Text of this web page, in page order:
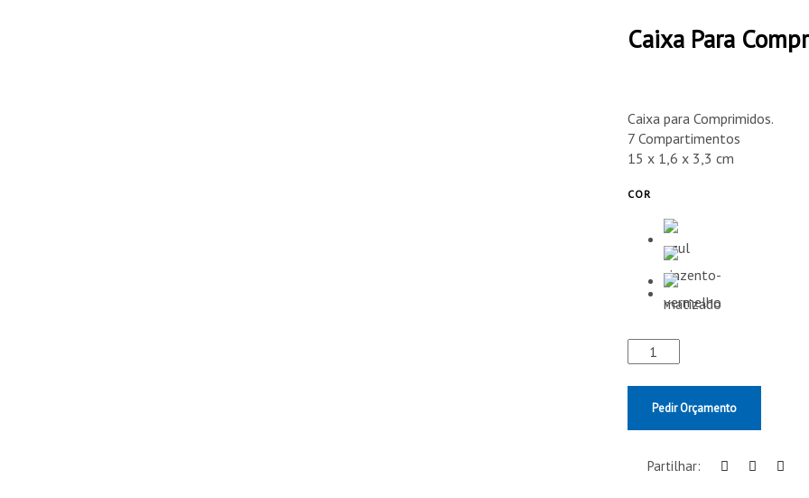
Caixa Para
Caixa para Comprimidos.
7 Compartimentos
15 x 1,6 x 3,3 cm
COR
Pedir Orçamento
Partilhar: